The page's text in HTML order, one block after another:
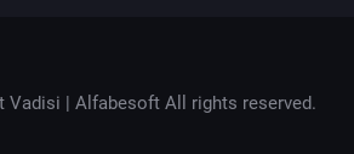
Vadisi | Alfabesoft All rights reserved.